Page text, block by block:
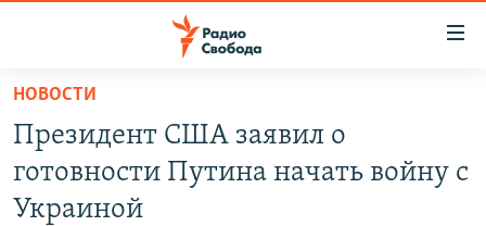
упрощенного
доступа
основному
ПОДКАСТЫ
АВТОРСКИЕ ПРОЕКТЫ
НОВОСТИ
Президент США заявил о
готовности Путина начать войну с
Украиной